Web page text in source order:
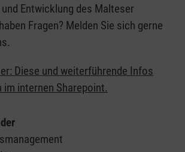
Entwicklung des Malteser
Fragen? Melden Sie sich gerne
Diese und weiterführende Infos
im internen Sharepoint.